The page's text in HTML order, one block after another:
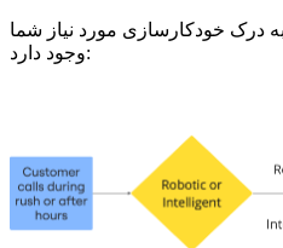
درک خودکارسازی مورد نیاز شما
وجود دارد: